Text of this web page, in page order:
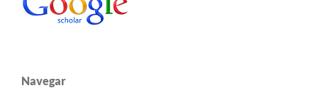
Navegar